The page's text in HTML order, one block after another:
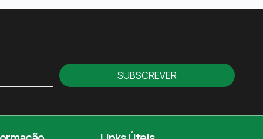
SUBSCREVER